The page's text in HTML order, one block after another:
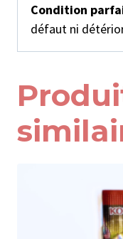
Condition
défaut ni